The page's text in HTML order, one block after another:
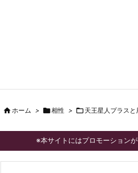
ホーム > 相性 > 天王星人プラス
※本サイトにはプロモーション